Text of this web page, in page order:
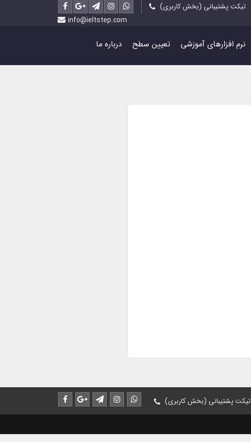
تیکت پشتیبانی (بخش کاربری)
info@ieltstep.com
نرم افزارهای آموزشی تعیین سطح درباره ما
تیکت پشتیبانی (بخش کاربری)